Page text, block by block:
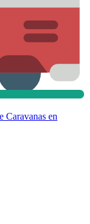
Caravanas en